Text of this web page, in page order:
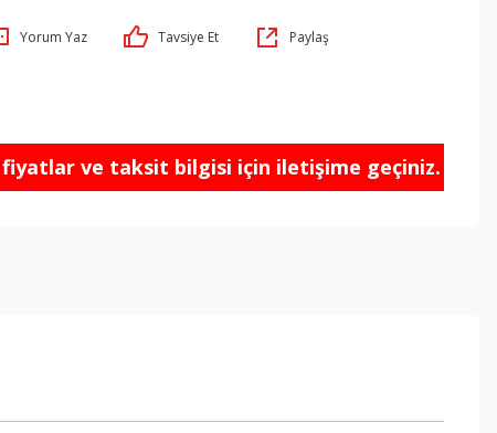
Yorum Yaz Tavsiye Et Paylaş
ve taksit bilgisi için iletişime geçiniz.